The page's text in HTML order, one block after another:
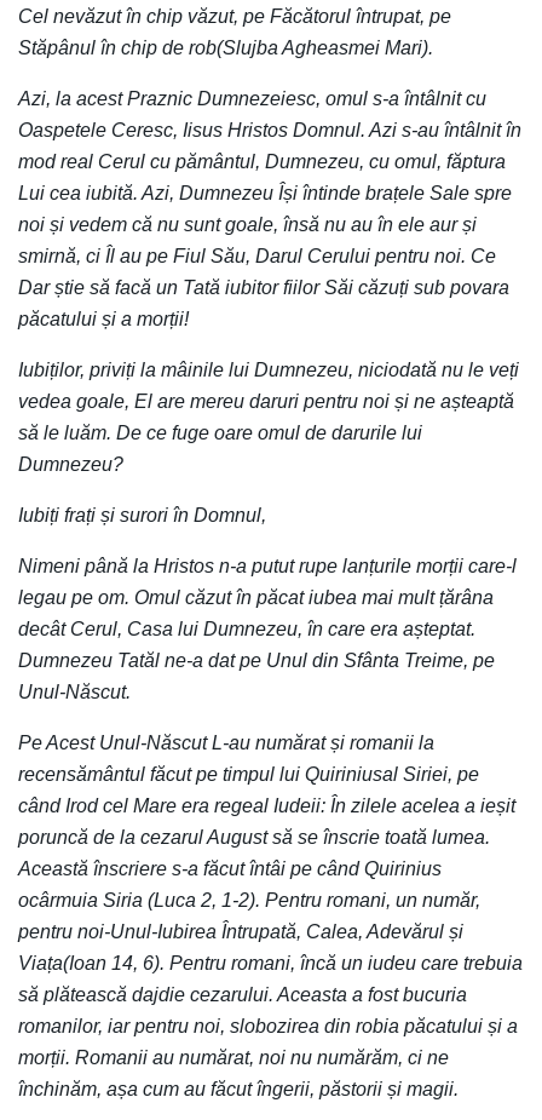
Cel nevăzut în chip văzut, pe Făcătorul întrupat, pe
Stăpânul în chip de rob(Slujba Agheasmei Mari).
Azi, la acest Praznic Dumnezeiesc, omul s-a întâlnit cu
Oaspetele Ceresc, Iisus Hristos Domnul. Azi s-au întâlnit în
mod real Cerul cu pământul, Dumnezeu, cu omul, făptura
Lui cea iubită. Azi, Dumnezeu Își întinde brațele Sale spre
noi și vedem că nu sunt goale, însă nu au în ele aur și
smirnă, ci Îl au pe Fiul Său, Darul Cerului pentru noi. Ce
Dar știe să facă un Tată iubitor fiilor Săi căzuți sub povara
păcatului și a morții!
Iubiților, priviți la mâinile lui Dumnezeu, niciodată nu le veți
vedea goale, El are mereu daruri pentru noi și ne așteaptă
să le luăm. De ce fuge oare omul de darurile lui
Dumnezeu?
Iubiți frați și surori în Domnul,
Nimeni până la Hristos n-a putut rupe lanțurile morții care-l
legau pe om. Omul căzut în păcat iubea mai mult țărâna
decât Cerul, Casa lui Dumnezeu, în care era așteptat.
Dumnezeu Tatăl ne-a dat pe Unul din Sfânta Treime, pe
Unul-Născut.
Pe Acest Unul-Născut L-au numărat și romanii la
recensământul făcut pe timpul lui Quiriniusal Siriei, pe
când Irod cel Mare era regeal Iudeii: În zilele acelea a ieșit
poruncă de la cezarul August să se înscrie toată lumea.
Această înscriere s-a făcut întâi pe când Quirinius
ocârmuia Siria (Luca 2, 1-2). Pentru romani, un număr,
pentru noi-Unul-Iubirea Întrupată, Calea, Adevărul și
Viața(Ioan 14, 6). Pentru romani, încă un iudeu care trebuia
să plătească dajdie cezarului. Aceasta a fost bucuria
romanilor, iar pentru noi, slobozirea din robia păcatului și a
morții. Romanii au numărat, noi nu numărăm, ci ne
închinăm, așa cum au făcut îngerii, păstorii și magii.